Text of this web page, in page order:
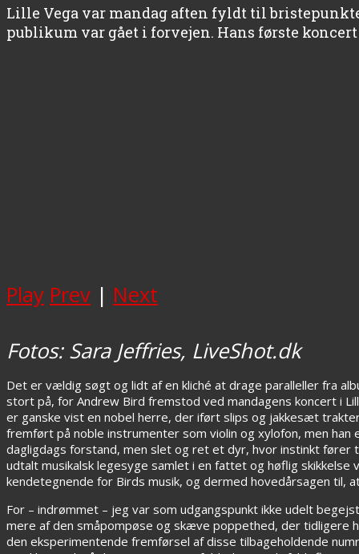
Lille Vega var mandag aften fyldt til
publikum var gået i forvejen. Hans første
Play Prev | Next
Fotos: Sara Jeffries, LiveShot.dk
Det er vældig søgt og lidt af en kliché at drage paralleller fra
stort på, for Andrew Bird fremstod ved mandagens koncert i
er ganske vist en nobel herre, der iført slips og jakkesæt
fremført på noble instrumenter som violin og xylofon, men
dagligdags forstand, men slet og ret et dyr, hvor instinkt
udtalt musikalsk legesyge samlet i en fattet og høflig
kendetegnende for Birds musik, og dermed hovedårsagen til,
For – indrømmet – jeg var som udgangspunkt ikke udelt
mere af den småpompøse og skæve poppethed, der tidligere
den eksperimentende fremførsel af disse tilbageholdende